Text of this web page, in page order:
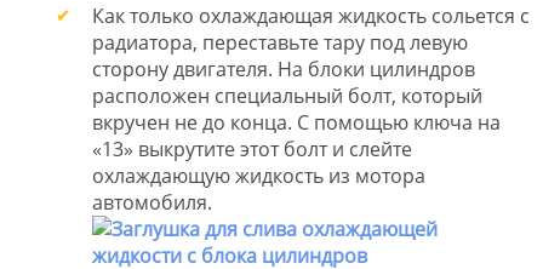
Как только охлаждающая жидкость сольется с
радиатора, переставьте тару под левую
сторону двигателя. На блоки цилиндров
расположен специальный болт, который
вкручен не до конца. С помощью ключа на
«13» выкрутите этот болт и слейте
охлаждающую жидкость из мотора
автомобиля.